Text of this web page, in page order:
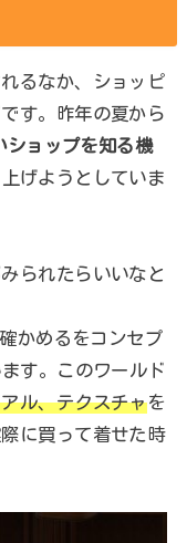
るなか、ショッピ
す。昨年の夏から
ショップを知る機
げようとしていま
られたらいいなと
かめるをコンセプ
す。このワールド
ル、テクスチャを
に買って着せた時